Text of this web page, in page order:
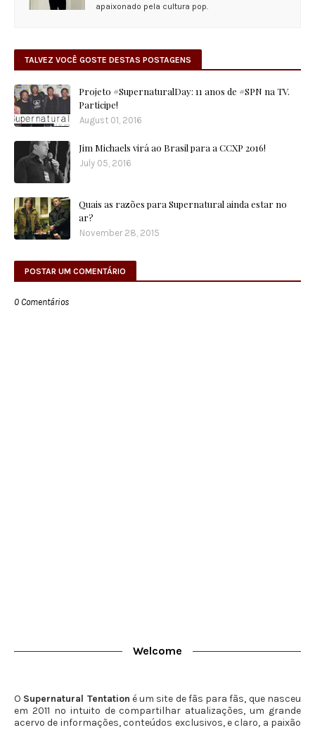
apaixonado pela cultura pop.
TALVEZ VOCÊ GOSTE DESTAS POSTAGENS
Projeto #SupernaturalDay: 11 anos de #SPN na TV.
Participe!
August 01, 2016
Jim Michaels virá ao Brasil para a CCXP 2016!
July 05, 2016
Quais as razões para Supernatural ainda estar no
ar?
November 28, 2015
POSTAR UM COMENTÁRIO
0 Comentários
Welcome
O Supernatural Tentation é um site de fãs para fãs, que nasceu
em 2011 no intuito de compartilhar atualizações, um grande
acervo de informações, conteúdos exclusivos, e claro, a paixão